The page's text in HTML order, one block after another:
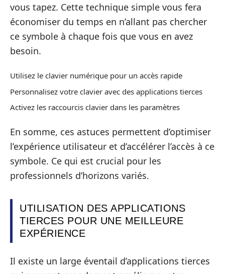
vous tapez. Cette technique simple vous fera
économiser du temps en n’allant pas chercher
ce symbole à chaque fois que vous en avez
besoin.
Utilisez le clavier numérique pour un accès rapide
Personnalisez votre clavier avec des applications tierces
Activez les raccourcis clavier dans les paramètres
En somme, ces astuces permettent d’optimiser
l’expérience utilisateur et d’accélérer l’accès à ce
symbole. Ce qui est crucial pour les
professionnels d’horizons variés.
UTILISATION DES APPLICATIONS
TIERCES POUR UNE MEILLEURE
EXPÉRIENCE
Il existe un large éventail d’applications tierces